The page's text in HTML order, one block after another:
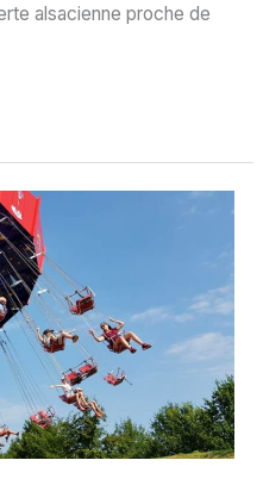
alsacienne proche de